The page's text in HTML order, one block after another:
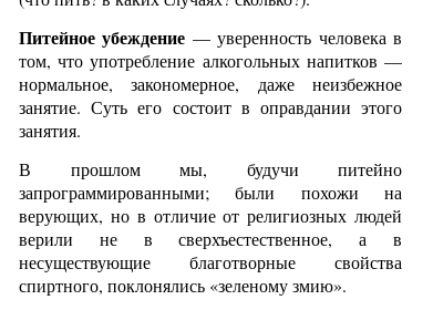
Питейное убеждение — уверенность человека в
том, что употребление алкогольных напитков —
нормальное, закономерное, даже неизбежное
занятие. Суть его состоит в оправдании этого
занятия.
В прошлом мы, будучи питейно
запрограммированными; были похожи на
верующих, но в отличие от религиозных людей
верили не в сверхъестественное, а в
несуществующие благотворные свойства
спиртного, поклонялись «зеленому змию».